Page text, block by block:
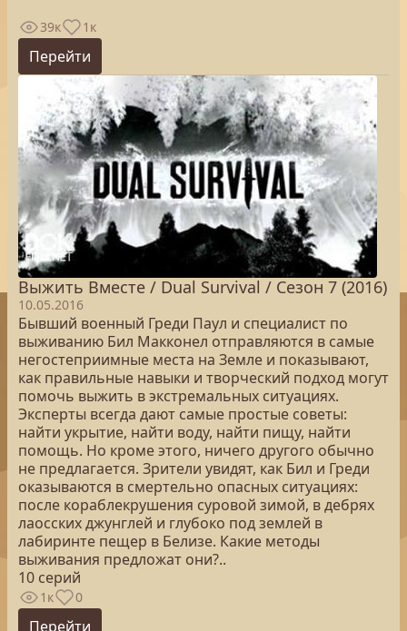
39к 1к
Перейти
Выжить Вместе / Dual Survival / Сезон 7 (2016)
10.05.2016
Бывший военный Греди Паул и специалист по
выживанию Бил Макконел отправляются в самые
негостеприимные места на Земле и показывают,
как правильные навыки и творческий подход могут
помочь выжить в экстремальных ситуациях.
Эксперты всегда дают самые простые советы:
найти укрытие, найти воду, найти пищу, найти
помощь. Но кроме этого, ничего другого обычно
не предлагается. Зрители увидят, как Бил и Греди
оказываются в смертельно опасных ситуациях:
после кораблекрушения суровой зимой, в дебрях
лаосских джунглей и глубоко под землей в
лабиринте пещер в Белизе. Какие методы
выживания предложат они?..
10 серий
1к 0
Перейти